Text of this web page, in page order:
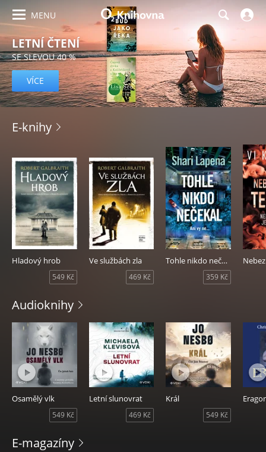
MENU
LETNÍ ČTENÍ
SE SLEVOU 40 %
VÍCE
O2
knihy,
audioknihy
magazíny
kdykoliv
kdekoliv
E-knihy
Hladový hrob
549 Kč
Ve službách zla
469 Kč
Tohle nikdo nečekal
359 Kč
Audioknihy
Osamělý vlk
549 Kč
Letní slunovrat
469 Kč
Král
549 Kč
E-magazíny